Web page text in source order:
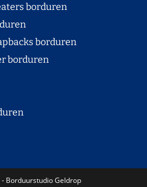
borduren
borduren
Borduurstudio Geldrop